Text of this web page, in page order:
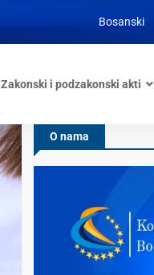
Bosanski
Zakonski i podzakonski akti
O nama